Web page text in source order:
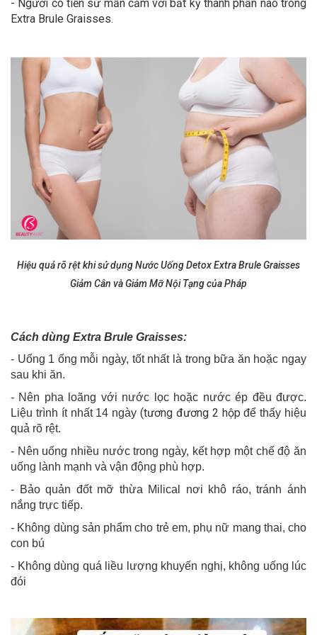
- Người có tiền sử mẫn cảm với bất kỳ thành phần nào trong
Extra Brule Graisses.
Hiệu quả rõ rệt khi sử dụng Nước Uống Detox Extra Brule Graisses
Giảm Cân và Giảm Mỡ Nội Tạng của Pháp
Cách dùng Extra Brule Graisses:
- Uống 1 ống mỗi ngày, tốt nhất là trong bữa ăn hoặc ngay
sau khi ăn.
- Nên pha loãng với nước lọc hoặc nước ép đều được.
Liệu trình ít nhất 14 ngày (tương đương 2 hộp để thấy hiệu
quả rõ rệt.
- Nên uống nhiều nước trong ngày, kết hợp một chế độ ăn
uống lành mạnh và vận động phù hợp.
- Bảo quản đốt mỡ thừa Milical nơi khô ráo, tránh ánh
nắng trực tiếp.
- Không dùng sản phẩm cho trẻ em, phụ nữ mang thai, cho
con bú
- Không dùng quá liều lượng khuyến nghị, không uống lúc
đói